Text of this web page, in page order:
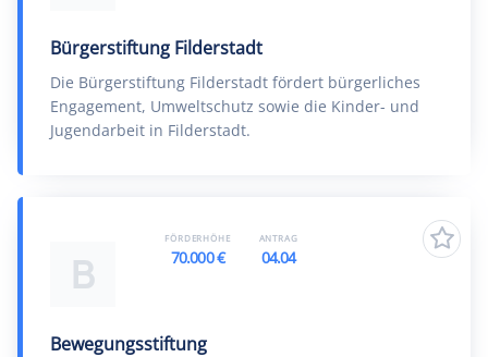
Bürgerstiftung Filderstadt
Die Bürgerstiftung Filderstadt fördert bürgerliches
Engagement, Umweltschutz sowie die Kinder- und
Jugendarbeit in Filderstadt.
B
Bewegungsstiftung
FÖRDERHÖHE
70.000 €
ANTRAG
04.04